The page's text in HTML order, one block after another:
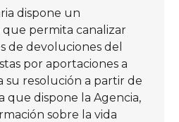
dispone un
permita canalizar
de devoluciones del
por aportaciones a
su resolución a partir de
que dispone la Agencia,
sobre la vida